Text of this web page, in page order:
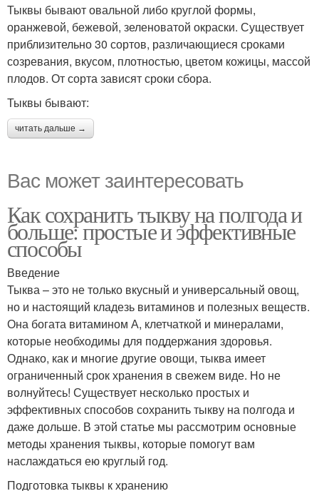
Тыквы бывают овальной либо круглой формы,
оранжевой, бежевой, зеленоватой окраски. Существует
приблизительно 30 сортов, различающиеся сроками
созревания, вкусом, плотностью, цветом кожицы, массой
плодов. От сорта зависят сроки сбора.
Тыквы бывают:
читать дальше →
Вас может заинтересовать
Как сохранить тыкву на полгода и
больше: простые и эффективные
способы
Введение
Тыква – это не только вкусный и универсальный овощ,
но и настоящий кладезь витаминов и полезных веществ.
Она богата витамином А, клетчаткой и минералами,
которые необходимы для поддержания здоровья.
Однако, как и многие другие овощи, тыква имеет
ограниченный срок хранения в свежем виде. Но не
волнуйтесь! Существует несколько простых и
эффективных способов сохранить тыкву на полгода и
даже дольше. В этой статье мы рассмотрим основные
методы хранения тыквы, которые помогут вам
наслаждаться ею круглый год.
Подготовка тыквы к хранению